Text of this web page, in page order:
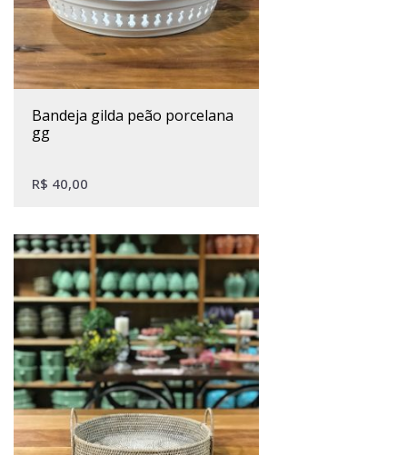
bandeja gilda peão porcelana
gg
R$ 40,00